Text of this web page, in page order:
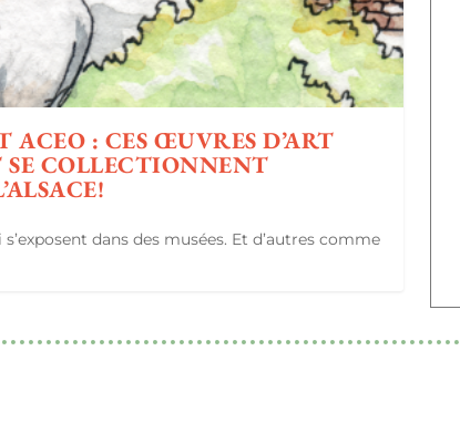
ACEO : CES ŒUVRES D’ART
COLLECTIONNENT
dans des musées. Et d’autres comme